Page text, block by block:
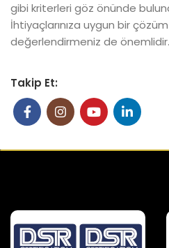
gibi kriterleri göz önünde
İhtiyaçlarınıza uygun bir çözüm
değerlendirmeniz de önemlidir.
Takip Et: